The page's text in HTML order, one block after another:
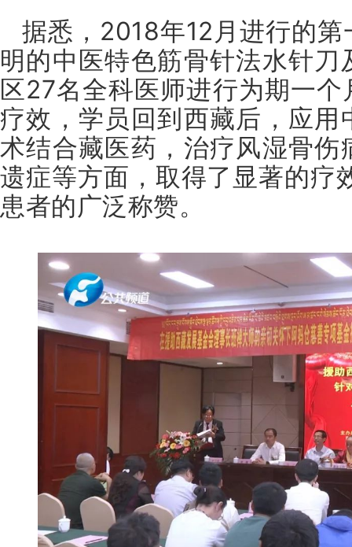
据悉，2018年12月进行的
明的中医特色筋骨针法水针
区27名全科医师进行为期一
疗效，学员回到西藏后，应
术结合藏医药，治疗风湿骨
遗症等方面，取得了显著的疗
患者的广泛称赞。